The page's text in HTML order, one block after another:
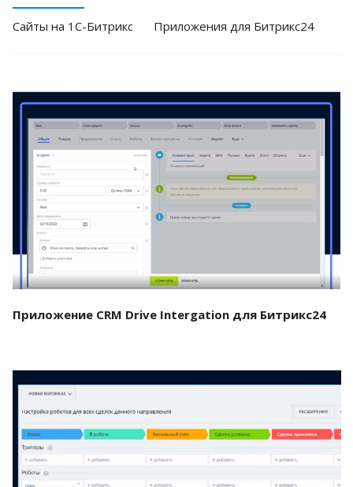
Cайты на 1С-Битрикс Приложения для Битрикс24
Смотреть проект
Приложение CRM Drive Intergation для Битрикс24
Смотреть проект